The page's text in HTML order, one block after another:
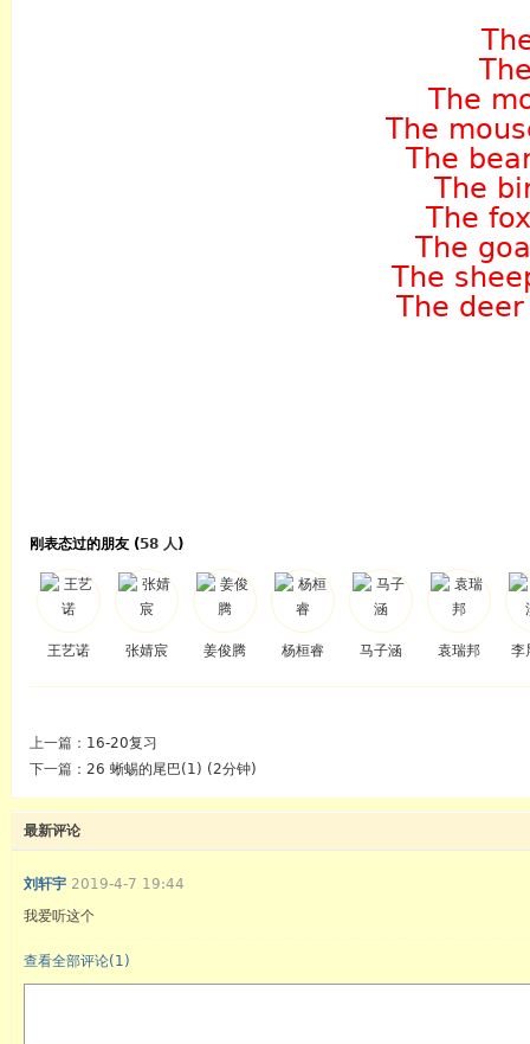
The
The
The
The
The
The
The
The
刚表态过的朋友 (58 人)
王艺诺 张婧宸 姜俊腾 杨桓睿 马子涵 袁瑞邦 李
上一篇： 16-20复习
下一篇： 26 蜥蜴的尾巴(1) (2分钟)
最新评论
刘轩宇 2019-4-7 19:44
我爱听这个
查看全部评论( 1)